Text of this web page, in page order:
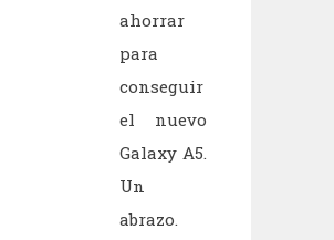
ahorrar
para
conseguir
el nuevo
Galaxy A5.
Un
abrazo.